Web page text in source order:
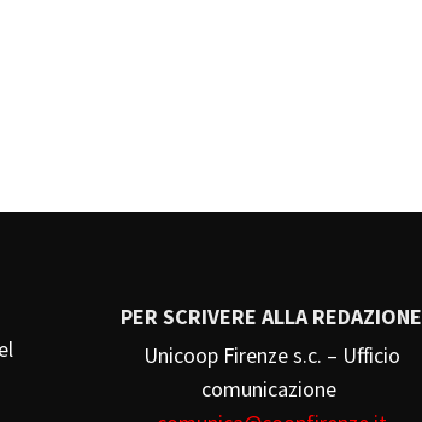
PER SCRIVERE ALLA REDAZIONE
Unicoop Firenze s.c. – Ufficio
comunicazione